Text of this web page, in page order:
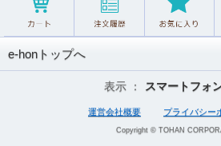
e-honトップへ
表示 ： スマートフォ
運営会社概要 プライバシー
Copyright © TOHAN